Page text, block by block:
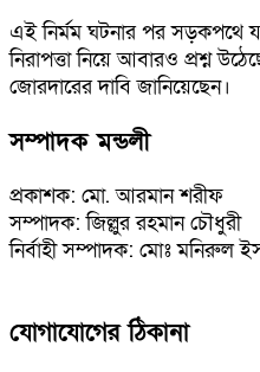
এই নির্মম ঘটনার পর সড়কপথে
নিরাপত্তা নিয়ে আবারও প্রশ্ন
জোরদারের দাবি জানিয়েছেন।
সম্পাদক মন্ডলী
প্রকাশক: মো. আরমান শরীফ
সম্পাদক: জিল্লুর রহমান চৌধুরী
নির্বাহী সম্পাদক: মোঃ মনিরুল
যোগাযোগের ঠিকানা